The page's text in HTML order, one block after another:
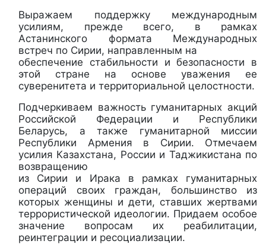
Выражаем поддержку международным
усилиям, прежде всего, в рамках
Астанинского формата Международных
встреч по Сирии, направленным на
обеспечение стабильности и безопасности в
этой стране на основе уважения ее
суверенитета и территориальной целостности.
Подчеркиваем важность гуманитарных акций
Российской Федерации и Республики
Беларусь, а также гуманитарной миссии
Республики Армения в Сирии. Отмечаем
усилия Казахстана, России и Таджикистана по
возвращению
из Сирии и Ирака в рамках гуманитарных
операций своих граждан, большинство из
которых женщины и дети, ставших жертвами
террористической идеологии. Придаем особое
значение вопросам их реабилитации,
реинтеграции и ресоциализации.